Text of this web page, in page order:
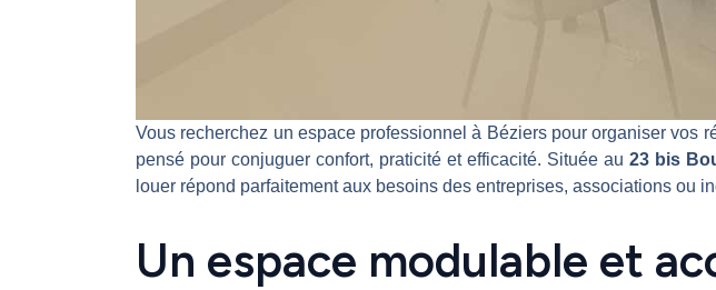
Vous recherchez un espace professionnel à Béziers pour organiser vos
pensé pour conjuguer confort, praticité et efficacité. Située au23 bis
louer répond parfaitement aux besoins des entreprises, associations ou
Un espace modulable et